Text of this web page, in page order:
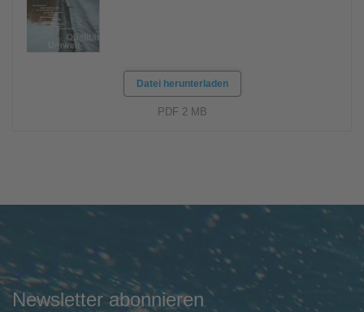
Datei herunterladen
PDF 2 MB
Newsletter abonnieren